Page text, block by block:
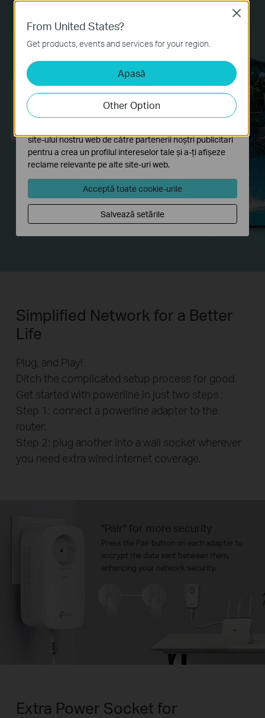
streaming. This makes the TL-PA8010P KIT the
perfect home entertainment companion.
4K TV
Simplified Network for a Better
Life
Plug, and Play!
Ditch the complicated setup process for good.
Get started with powerline in just two steps :
Step 1: connect a powerline adapter to the
router;
Step 2: plug another into a wall socket wherever
you need extra wired internet coverage.
"Pair" for more security
Press the Pair button on each adapter to
encrypt the data sent between them,
enhancing your network security.
Extra Power Socket for
From United States?
Get products, events and services for your region.
Apasă
Other Option
Close
Cookie-uri de bază
Aceste cookie-uri sunt necesare pentru funcționarea
site-ului web și nu pot fi dezactivate în sistemele tale
Cookie-uri de analiză și marketing
Cookie-urile de analiză ne permit să analizăm activitățile
tale de pe site-ul nostru web a îmbunătăți și ajusta
funcționalitatea site-ului.
site-ului nostru web de către partenerii noștri publicitari
pentru a crea un profilul intereselor tale și a-ți afișeze
reclame relevante pe alte site-uri web.
Acceptă toate cookie-urile
Salvează setările